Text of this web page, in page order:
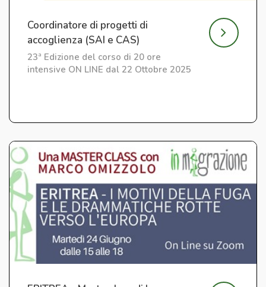
Coordinatore di progetti di
accoglienza (SAI e CAS)
23ª Edizione del corso di 20 ore
intensive ON LINE dal 22 Ottobre 2025